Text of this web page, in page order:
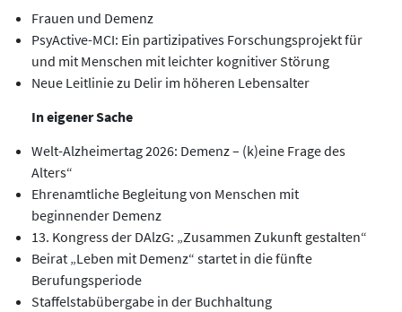
Frauen und Demenz
PsyActive-MCI: Ein partizipatives Forschungsprojekt für
und mit Menschen mit leichter kognitiver Störung
Neue Leitlinie zu Delir im höheren Lebensalter
In eigener Sache
Welt-Alzheimertag 2026: Demenz – (k)eine Frage des
Alters“
Ehrenamtliche Begleitung von Menschen mit
beginnender Demenz
13. Kongress der DAlzG: „Zusammen Zukunft gestalten“
Beirat „Leben mit Demenz“ startet in die fünfte
Berufungsperiode
Staffelstabübergabe in der Buchhaltung